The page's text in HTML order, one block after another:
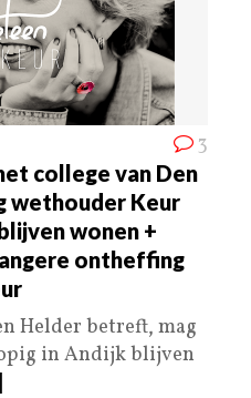
3
college van Den
wethouder Keur
wonen +
ontheffing
Helder betreft, mag
in Andijk blijven